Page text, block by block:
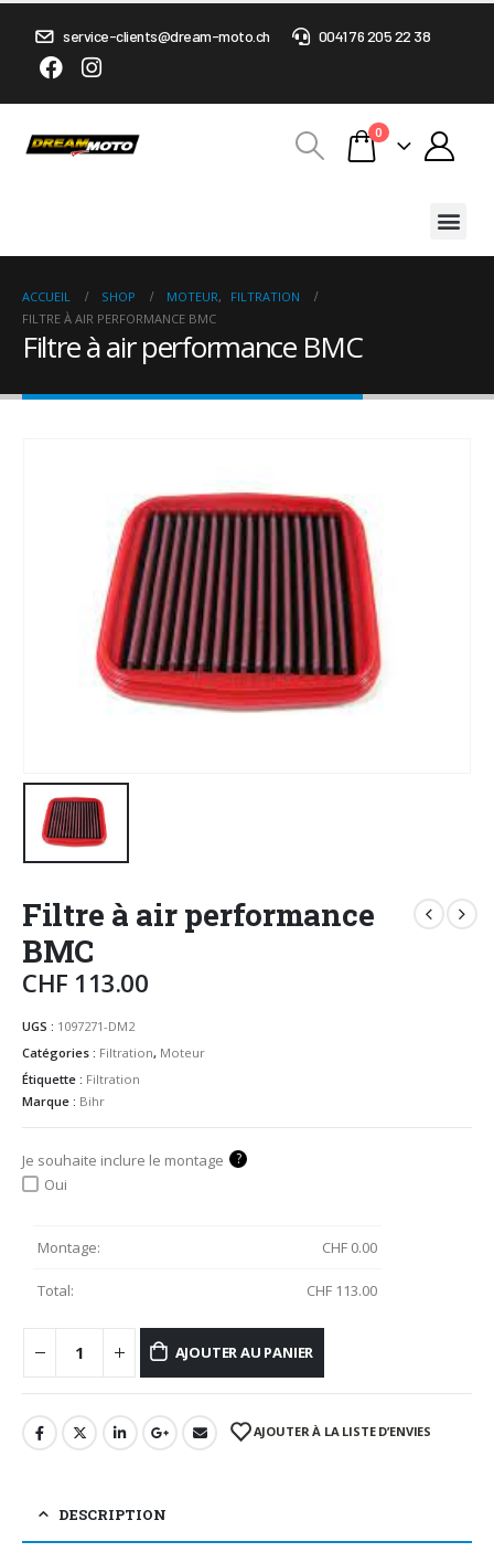
service-clients@dream-moto.ch 0041 76 205 22 38
0
ACCUEIL SHOP MOTEUR,
FILTRATION
FILTRE À AIR PERFORMANCE BMC
Filtre à air performance BMC
Filtre à air performance
BMC
CHF 113.00
UGS : 1097271-DM2
Catégories : Filtration, Moteur
Étiquette : Filtration
Marque : Bihr
Je souhaite inclure le montage ?
Oui
Montage: CHF 0.00
Total: CHF 113.00
AJOUTER AU PANIER
AJOUTER À LA LISTE D’ENVIES
DESCRIPTION